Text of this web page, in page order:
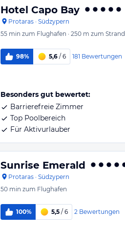
Hotel Capo Bay
Protaras · Südzypern
55 min zum Flughafen · 250 m zum Strand
98% 5,6 / 6 181 Bewertungen
Besonders gut bewertet:
Barrierefreie Zimmer
Top Poolbereich
Für Aktivurlauber
Sunrise Emerald
Protaras · Südzypern
50 min zum Flughafen
100% 5,5 / 6 2 Bewertungen